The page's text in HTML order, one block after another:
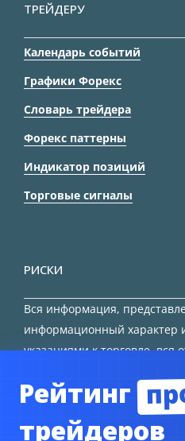
ТРЕЙДЕРУ
Календарь событий
Графики Форекс
Словарь трейдера
Форекс паттерны
Индикатор позиций
Торговые сигналы
РИСКИ
Вся информация,
информационный характер
указаниями к торговле, вся
Рейтинг
трейдеров